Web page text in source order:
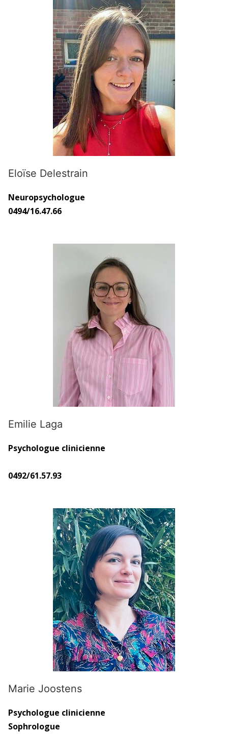
Eloïse Delestrain
Neuropsychologue
0494/16.47.66
Emilie Laga
Psychologue clinicienne
0492/61.57.93
Marie Joostens
Psychologue clinicienne
Sophrologue